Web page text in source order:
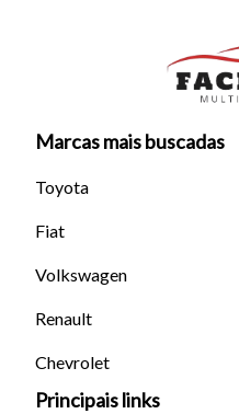
Marcas mais buscadas
Toyota
Fiat
Volkswagen
Renault
Chevrolet
Principais links